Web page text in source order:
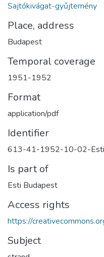
Sajtókivágat-gyűjtemény
Place, address
Budapest
Temporal coverage
1951-1952
Format
application/pdf
Identifier
613-41-1952-10-02-
Is part of
Esti Budapest
Access rights
https://
Subject